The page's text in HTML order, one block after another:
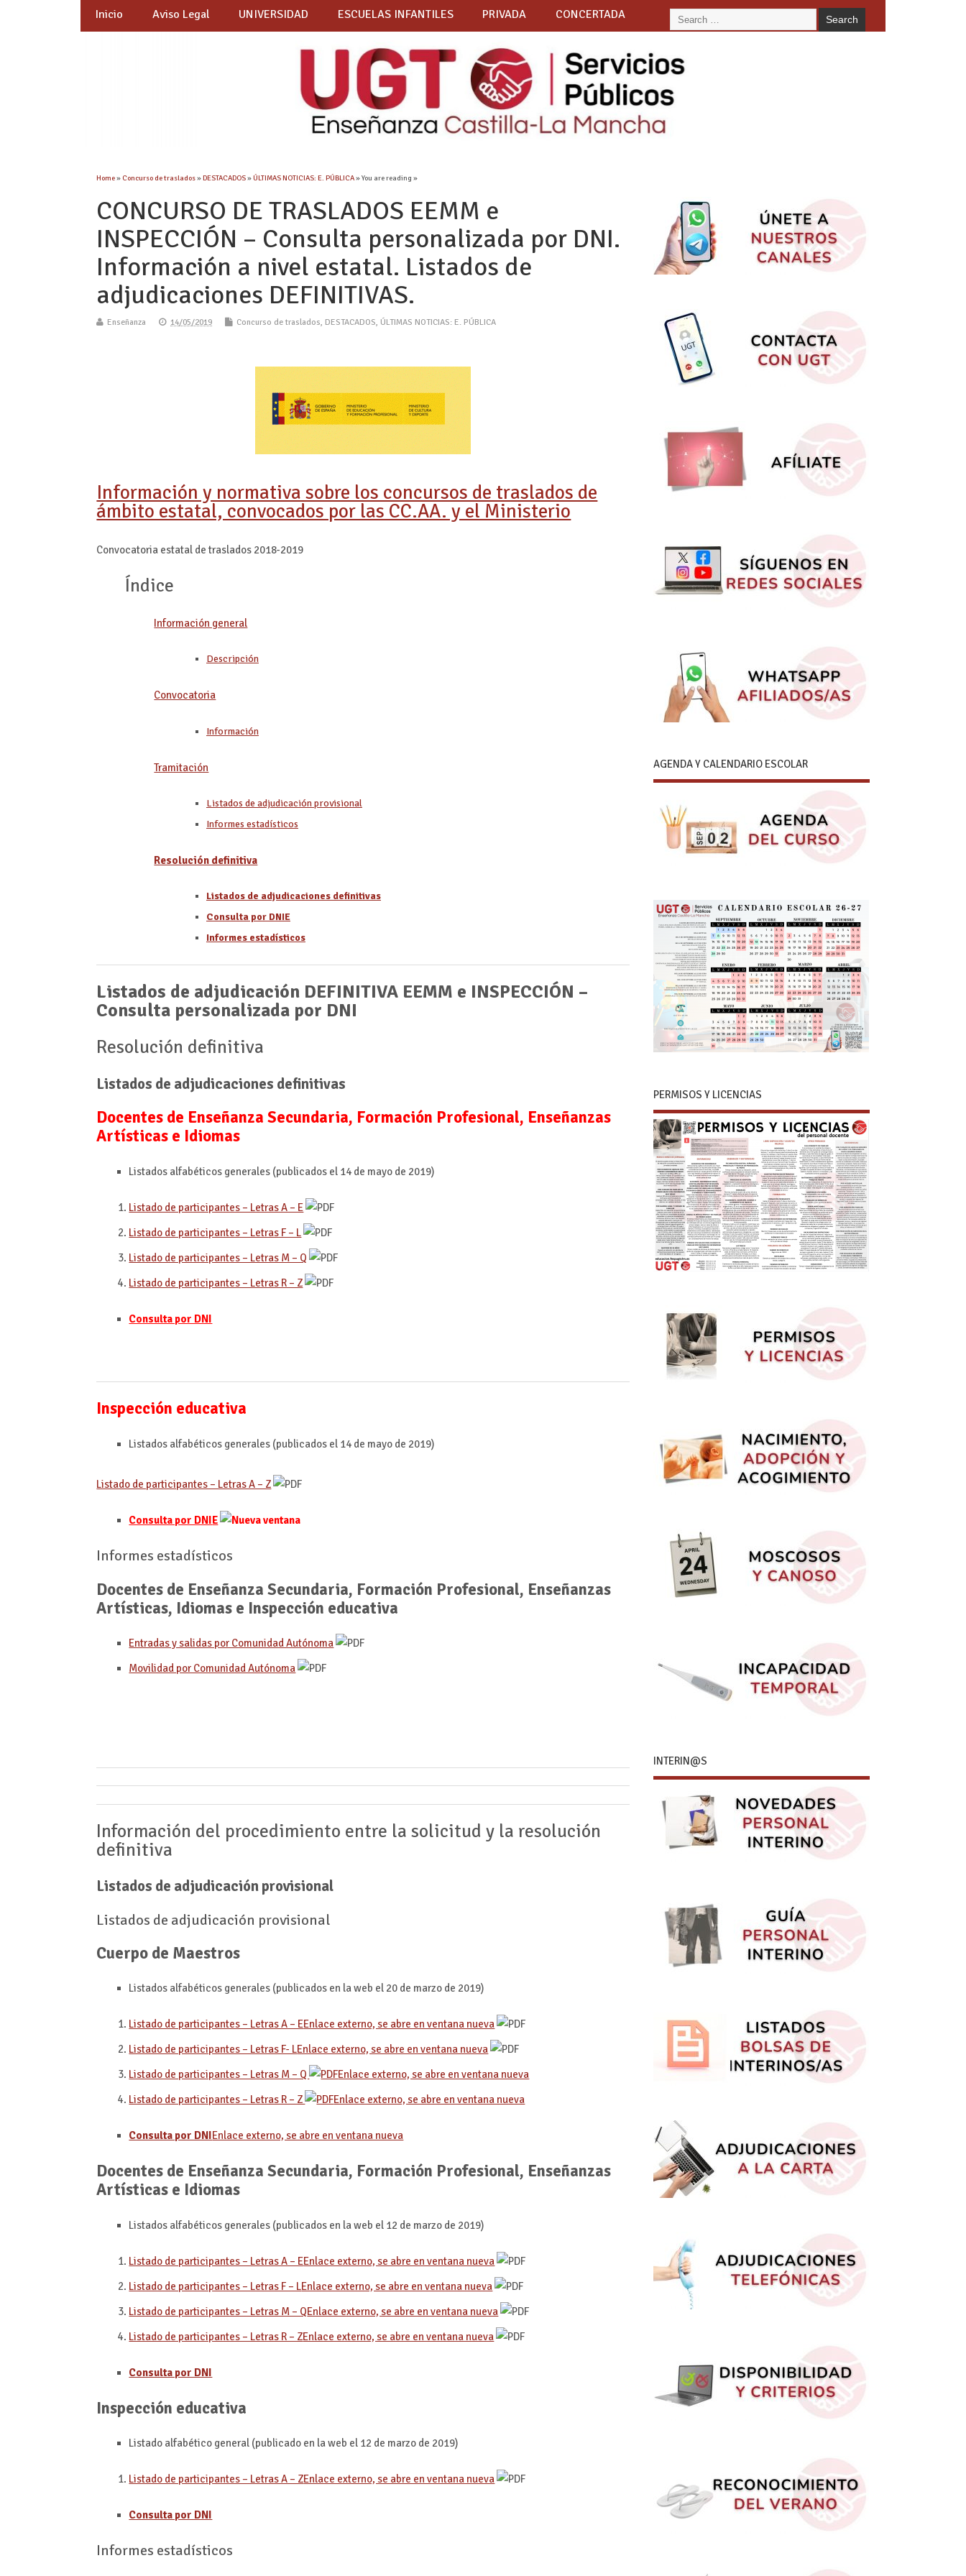
Inicio Aviso Legal UNIVERSIDAD ESCUELAS INFANTILES PRIVADA CONCERTADA
Home» Concurso de traslados»DESTACADOS»ÚLTIMAS NOTICIAS: E. PÚBLICA» You are reading »
CONCURSO DE TRASLADOS EEMM e
INSPECCIÓN – Consulta personalizada por DNI.
Información a nivel estatal. Listados de
adjudicaciones DEFINITIVAS.
Enseñanza 14/05/2019 Concurso de traslados, DESTACADOS, ÚLTIMAS NOTICIAS: E. PÚBLICA
Información y normativa sobre los concursos de traslados de
ámbito estatal, convocados por las CC.AA. y el Ministerio
Convocatoria estatal de traslados 2018-2019
Índice
Información general
Descripción
Convocatoria
Información
Tramitación
Listados de adjudicación provisional
Informes estadísticos
Resolución definitiva
Listados de adjudicaciones definitivas
Consulta por DNIE
Informes estadísticos
Listados de adjudicación DEFINITIVA EEMM e INSPECCIÓN –
Consulta personalizada por DNI
Resolución definitiva
Listados de adjudicaciones definitivas
Docentes de Enseñanza Secundaria, Formación Profesional, Enseñanzas
Artísticas e Idiomas
Listados alfabéticos generales (publicados el 14 de mayo de 2019)
Listado de participantes – Letras A – E
Listado de participantes – Letras F – L
Listado de participantes – Letras M – Q
Listado de participantes – Letras R – Z
Consulta por DNI
Inspección educativa
Listados alfabéticos generales (publicados el 14 de mayo de 2019)
Listado de participantes – Letras A – Z
Consulta por DNI E
Informes estadísticos
Docentes de Enseñanza Secundaria, Formación Profesional, Enseñanzas
Artísticas, Idiomas e Inspección educativa
Entradas y salidas por Comunidad Autónoma
Movilidad por Comunidad Autónoma
Información del procedimiento entre la solicitud y la resolución
definitiva
Listados de adjudicación provisional
Listados de adjudicación provisional
Cuerpo de Maestros
Listados alfabéticos generales (publicados en la web el 20 de marzo de 2019)
Listado de participantes – Letras A – EEnlace externo, se abre en ventana nueva
Listado de participantes – Letras F- LEnlace externo, se abre en ventana nueva
Listado de participantes – Letras M – Q
Enlace externo, se abre en ventana nueva
Listado de participantes – Letras R – Z
Enlace externo, se abre en ventana nueva
Consulta por DNI Enlace externo, se abre en ventana nueva
Docentes de Enseñanza Secundaria, Formación Profesional, Enseñanzas
Artísticas e Idiomas
Listados alfabéticos generales (publicados en la web el 12 de marzo de 2019)
Listado de participantes – Letras A – EEnlace externo, se abre en ventana nueva
Listado de participantes – Letras F – LEnlace externo, se abre en ventana nueva
Listado de participantes – Letras M – QEnlace externo, se abre en ventana nueva
Listado de participantes – Letras R – ZEnlace externo, se abre en ventana nueva
Consulta por DNI
Inspección educativa
Listado alfabético general (publicado en la web el 12 de marzo de 2019)
Listado de participantes – Letras A – ZEnlace externo, se abre en ventana nueva
Consulta por DNI
Informes estadísticos
AGENDA Y CALENDARIO ESCOLAR
PERMISOS Y LICENCIAS
INTERIN@S